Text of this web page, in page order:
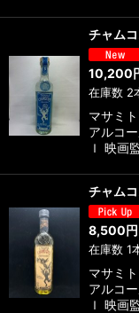
チャム
10,200
在庫数 2
マサミ
アルコ
ｌ 映画
チャ
8,500円
在庫数 1
マサミ
アルコ
ｌ 映画